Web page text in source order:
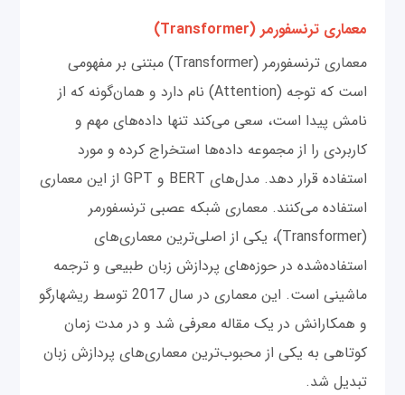
معماری ترنسفورمر (Transformer)
معماری ترنسفورمر (Transformer) مبتنی بر مفهومی
است که توجه (Attention) نام دارد و همان‌گونه که از
نامش پیدا است، سعی می‌کند تنها داده‌های مهم‌ و
کاربردی را از مجموعه داده‌ها استخراج کرده و مورد
استفاده قرار دهد. مدل‌های BERT و GPT از این معماری
استفاده می‌کنند. معماری شبکه عصبی ترنسفورمر
(Transformer)، یکی از اصلی‌ترین معماری‌های
استفاده‌شده در حوزه‌های پردازش زبان طبیعی و ترجمه
ماشینی است. این معماری در سال 2017 توسط ریشهارگو
و همکارانش در یک مقاله معرفی شد و در مدت زمان
کوتاهی به یکی از محبوب‌ترین معماری‌های پردازش زبان
تبدیل شد.